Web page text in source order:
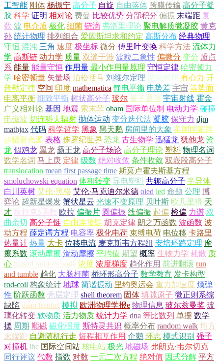
工智能 刚体 杨振宁 高分子 自旋 自由落体 跨膜传输 高分子凝
胶 科学 证明 相对论 费曼 比较优势 分部积分 偏振 末端距 复
数 波 电介质 极化 细菌 链滴 弗洛里理论 聚电解质微凝胶 黄克
孙 统计物理 排列组合 爱因斯坦求和约定 高斯分布 经典物理
守恒 混沌 三角 速度 极坐标 微分 傅里叶变换 科学方法 流体力
学 高斯链 动力学 质量 双缝干涉 波粒二象性 偏微分 变分 质点
系 能量 能量守恒 作用量 最小作用量原理 守恒定律 哈密顿力
学 哈密顿量 矢量场 泊松括号 刘维尔定理 聚电解质 有心力 开
普勒定律 空间 印度 mathematica 静电平衡 电势差 宇宙 等势面
电离平衡 细致平衡 树状高分子 玻尔 量子通信 宇宙射线 霍金
广义相对论 基因 地震 索末菲 oham 国际单位制 电动力学 碰撞
电磁波 切连科夫辐射 抛体运动 变分迭代法 凝胶 保守力 djm
mathjax 代码 科学哲学 黑象 黑天鹅 房间里的大象 美国国家同
步辐射光源 表格 侏罗纪世界 恐龙 古生物学 迅猛龙 犹他龙 沧
龙 似鸡龙 翼龙 霸王龙 高分子场论 高分子理论 塑料 物理名词
数学名词 马上庚 定律 级数 绝对收敛 条件收敛 双嵌段高分子
translocation mean first passage time 斯莫卢霍夫斯基方程
smoluchowski equation 体积转变 导电塑料 共轭高分子 半导体
白川英树 艾伦·黑格 艾伦·马克迪尔米德 oled led 命题 公理 博
弈论 超新星爆发 蟹状星云 光速不变原理 贝叶斯 欧几里得 天
才 狄拉克δ函数 欧拉 偏振片 圆偏振 线偏振 起偏 检偏 力谱 双
曲余切 高分子链 自由连接链 胡克定律 朗之万函数 波函数 波
动方程 薛定谔方程 电容率 极化电荷 束缚电荷 电位移 卡路里
热量计 热量 大卡 位移电流 麦克斯韦方程组 安培环路定理 摩
擦系数 滚动摩擦 滑动摩擦 平均值 期望 概率 生物力学 耗散 质
心 biased random walk 浓度 浓度梯度 趋化作用 前进翻滚 run
and tumble 趋化 大肠杆菌 桥环形高分子 数学教育 发卡构型
rod-coil 构象统计 地球 简谐振动 里约奥运会 重力加速度 熵弹
性 阶跃函数 壳层定理 shell theorem 固体 填隙原子 微正则系综
缺陷 daan frenkel 模拟 欧洲物理学报e 物理信息 玻尔兹曼奖 玻
璃化转变 软物质 活力物质 统计力学 dna 等比数列 单摆 数学
摆 周期 顺磁 磁化强度 斯特灵共识 概率分布 random walk 均方
末端距 自避随机行走 短程相互作用 企鹅 环志 模式识别 强子
对撞机 lhc 国际空间站 核电站 极光 地磁场 弗朗克·韦尔切克
同行评议 代数 指数 对数 一元二次方程 绝对值 因式分解 平方